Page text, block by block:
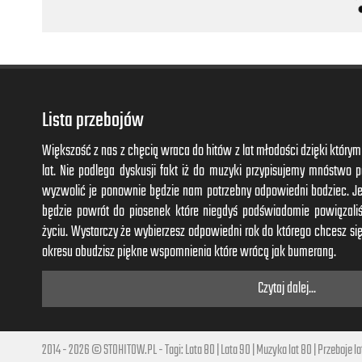
Ja dla Ciebie byłem gotów
Ja, tak, tylko ja.
Teraz kiedy Cię spotykam,
Mówisz mi, że się nie znamy,
Czy to ładnie tak?
Lista przebojów
Większość z nas z chęcią wraca do hitów z lat młodości dzięki
lat. Nie podlega dyskusji fakt iż do muzyki przypisujemy mnóstwo
wyzwolić je ponownie będzie nam potrzebny odpowiedni bodziec.
będzie powrót do piosenek które niegdyś podświadomie
życiu. Wystarczy że wybierzesz odpowiedni rok do którego chcesz
okresu obudzisz piękne wspomnienia które wrócą jak bumerang.
Czytaj dalej...
2014 - 2026 © STOHITOW.PL - Tagi:Lata 80|Lata 90|Muzyka lat 80|Przeboje